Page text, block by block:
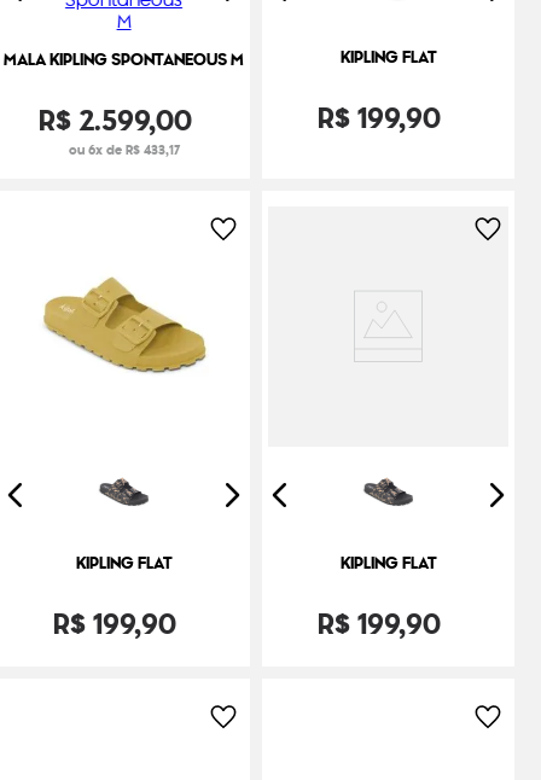
MALA KIPLING SPONTANEOUS M
R$2.599,00
ou 6x de R$ 433,17
KIPLING FLAT
R$199,90
KIPLING FLAT
R$199,90
KIPLING FLAT
R$199,90